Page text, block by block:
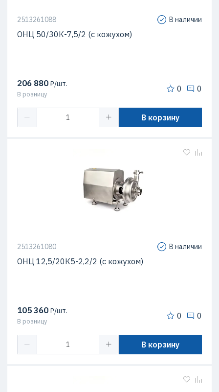
2513261088 В наличии
ОНЦ 50/30К-7,5/2 (с кожухом)
206 880₽/шт.
В розницу
0 0
В корзину
2513261080 В наличии
ОНЦ 12,5/20К5-2,2/2 (с кожухом)
105 360₽/шт.
В розницу
0 0
В корзину